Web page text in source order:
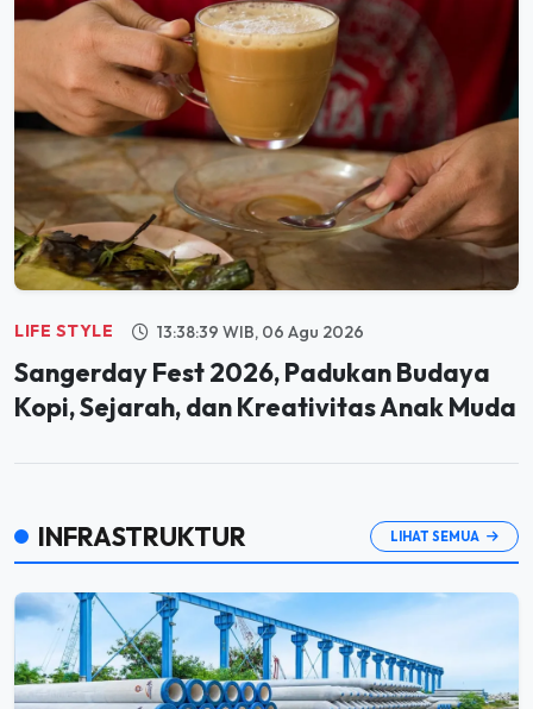
LIFE STYLE 13:38:39 WIB, 06 Agu 2026
Sangerday Fest 2026, Padukan Budaya
Kopi, Sejarah, dan Kreativitas Anak Muda